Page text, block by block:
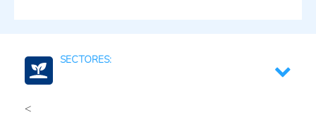
SECTORES:
<